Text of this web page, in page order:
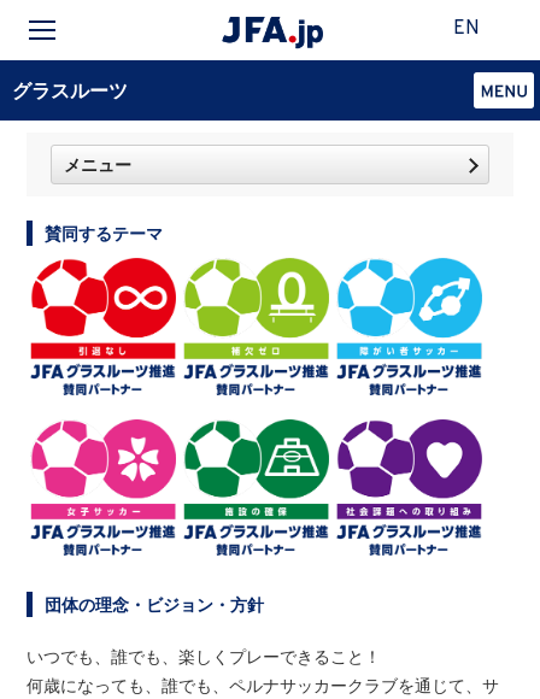
EN
グラスルーツ
メニュー
賛同するテーマ
団体の理念・ビジョン・方針
いつでも、誰でも、楽しくプレーできること！
何歳になっても、誰でも、ペルナサッカークラブを通じて、サ